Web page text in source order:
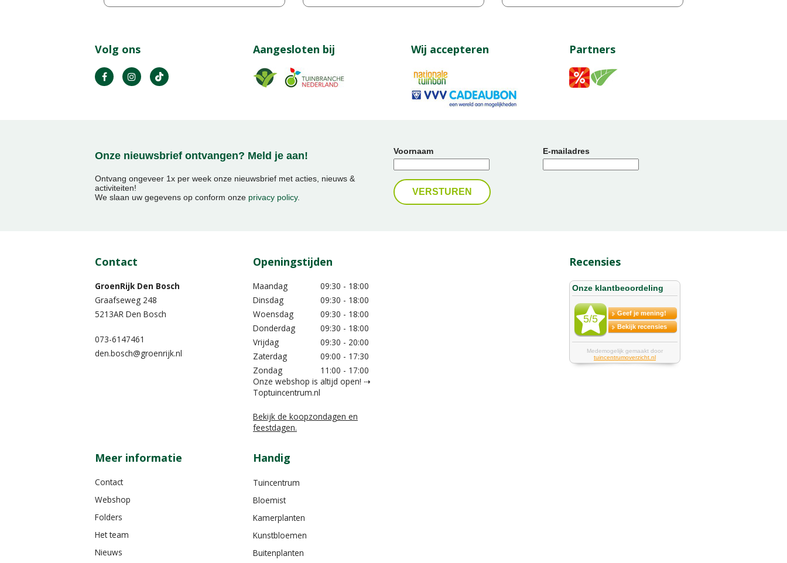
Volg ons Aangesloten bij Wij accepteren Partners
Onze nieuwsbrief ontvangen? Meld je aan!
Ontvang ongeveer 1x per week onze nieuwsbrief met acties, nieuws &
activiteiten!
We slaan uw gegevens op conform onze privacy policy.
Voornaam E-mailadres
Contact
GroenRijk Den Bosch
Graafseweg 248
5213AR Den Bosch
073-6147461
den.bosch@groenrijk.nl
Openingstijden
Maandag
09:30 - 18:00
Dinsdag
09:30 - 18:00
Woensdag
09:30 - 18:00
Donderdag
09:30 - 18:00
Vrijdag
09:30 - 20:00
Zaterdag
09:00 - 17:30
Zondag
11:00 - 17:00
Onze webshop is altijd open! ⇢
Toptuincentrum.nl
Bekijk de koopzondagen en
feestdagen.
Recensies
Meer informatie
Contact
Webshop
Folders
Het team
Nieuws
Handig
Tuincentrum
Bloemist
Kamerplanten
Kunstbloemen
Buitenplanten